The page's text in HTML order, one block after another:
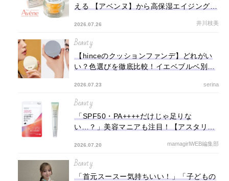
える 【アベンヌ】から高保湿エイジングケ
2026.07.26 井川枝美
Beauty
【hinceのクッションファンデ】どれがい
い？色選びを徹底比較！イエベブルベ別お
2026.07.23 serina
Beauty
「SPF50・PA++++だけじゃ足りな
い…？」美容マニアも注目！【アスタリフ
2026.07.20 mamagirlWEB編集部
Beauty
「首元スースー気持ちいい！」「子どもの